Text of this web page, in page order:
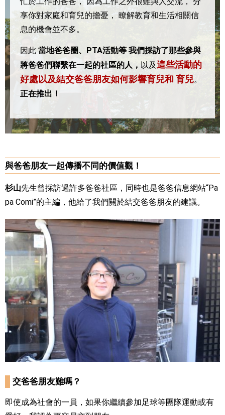
享你對家庭和育兒的擔憂， 瞭解教育和生活相關信
息的機會並不多。
因此 當地爸爸圈、PTA活動等 我們採訪了那些參與
將爸爸們聯繫在一起的社區的人， 以及這些活動的
好處以及結交爸爸朋友如何影響育兒和 育兒。
正在推出！
與爸爸朋友一起傳播不同的價值觀！
杉山先生曾採訪過許多爸爸社區，同時也是爸爸信息網站“Pa
pa Comi”的主編，他給了我們關於結交爸爸朋友的建議。
交爸爸朋友難嗎？
即使成為社會的一員，如果你繼續參加足球等團隊運動或有